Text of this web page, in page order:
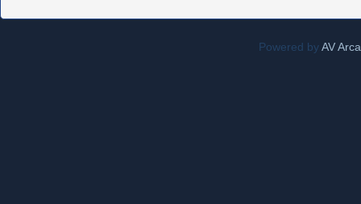
Powered byAV